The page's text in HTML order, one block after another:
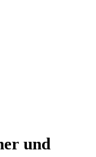
und